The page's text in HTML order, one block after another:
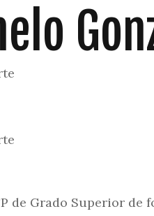
de Grado Superior